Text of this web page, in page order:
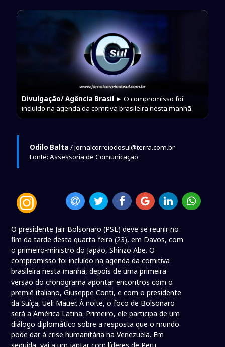
Divulgação/ Agência Brasil ► O compromisso foi
incluído na agenda da comitiva brasileira nesta manhã
Odilo Balta / jornalcorreiodosul@terra.com.br
Fonte: Assessoria de Comunicação
O presidente Jair Bolsonaro (PSL) deve se reunir no
fim da tarde desta quarta-feira (23), em Davos, com
o primeiro-ministro do Japão, Shinzo Abe. O
compromisso foi incluído na agenda da comitiva
brasileira nesta manhã, depois de uma primeira
versão do cronograma apontar encontros com o
premiê italiano, Giuseppe Conti, e com o presidente
da Suíça, Ueli Mauer. À noite, o foco de Bolsonaro
será a América Latina. Primeiro, ele participa de um
diálogo diplomático sobre a resposta que o mundo
pode dar à crise humanitária na Venezuela. Em